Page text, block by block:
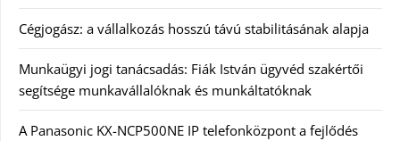
Cégjogász: a vállalkozás hosszú távú stabilitásának alapja
Munkaügyi jogi tanácsadás: Fiák István ügyvéd szakértői
segítsége munkavállalóknak és munkáltatóknak
A Panasonic KX-NCP500NE IP telefonközpont a fejlődés